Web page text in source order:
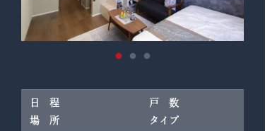
日 程
場 所
戸 数
タイプ